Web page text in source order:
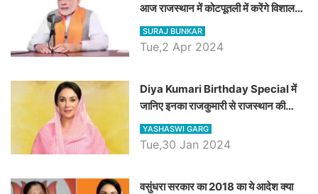
आज राजस्थान में कोटपूतली में करेंगे विशाल
रैली, एक सभा से 8 सीटों पर साधेगें निशाना
SURAJ BUNKAR
Tue,2 Apr 2024
Diya Kumari Birthday Special में
जानिए इनका राजकुमारी से राजस्थान की
डिप्टी सीएम बनने तक का सफर, एक क्लिक में
जाने पूरा जीवन परिचय
YASHASWI GARG
Tue,30 Jan 2024
वसुंधरा सरकार का 2018 का ये आदेश क्या